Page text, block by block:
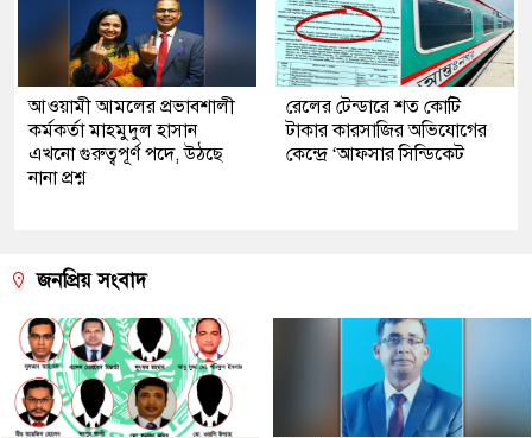
আওয়ামী আমলের প্রভাবশালী
কর্মকর্তা মাহমুদুল হাসান
এখনো গুরুত্বপূর্ণ পদে, উঠছে
নানা প্রশ্ন
রেলের টেন্ডারে শত কোটি
টাকার কারসাজির অভিযোগের
কেন্দ্রে ‘আফসার সিন্ডিকেট
জনপ্রিয় সংবাদ